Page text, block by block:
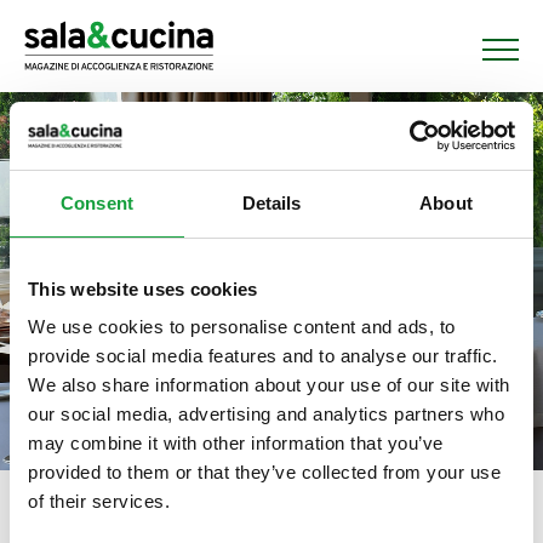
Consent Details About
This website uses cookies
We use cookies to personalise content and ads, to
provide social media features and to analyse our traffic.
We also share information about your use of our site with
our social media, advertising and analytics partners who
may combine it with other information that you’ve
provided to them or that they’ve collected from your use
of their services.